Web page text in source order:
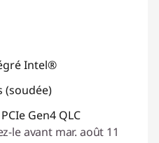
Intel®
(soudée)
Gen4 QLC
le avant mar. août 11